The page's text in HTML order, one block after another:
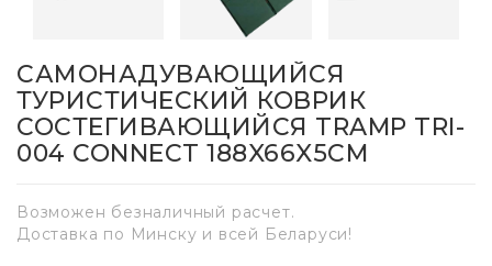
САМОНАДУВАЮЩИЙСЯ
ТУРИСТИЧЕСКИЙ КОВРИК
СОСТЕГИВАЮЩИЙСЯ TRAMP TRI-
004 CONNECT 188X66X5СМ
Возможен безналичный расчет.
Доставка по Минску и всей Беларуси!